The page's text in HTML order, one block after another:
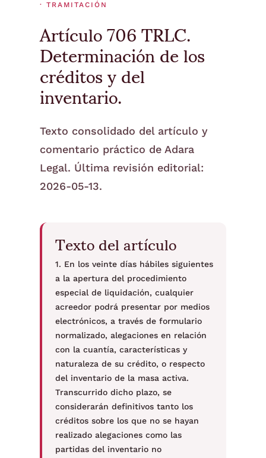
· TRAMITACIÓN
Artículo 706 TRLC.
Determinación de los
créditos y del
inventario.
Texto consolidado del artículo y
comentario práctico de Adara
Legal. Última revisión editorial:
2026-05-13.
Texto del artículo
1. En los veinte días hábiles siguientes
a la apertura del procedimiento
especial de liquidación, cualquier
acreedor podrá presentar por medios
electrónicos, a través de formulario
normalizado, alegaciones en relación
con la cuantía, características y
naturaleza de su crédito, o respecto
del inventario de la masa activa.
Transcurrido dicho plazo, se
considerarán definitivos tanto los
créditos sobre los que no se hayan
realizado alegaciones como las
partidas del inventario no